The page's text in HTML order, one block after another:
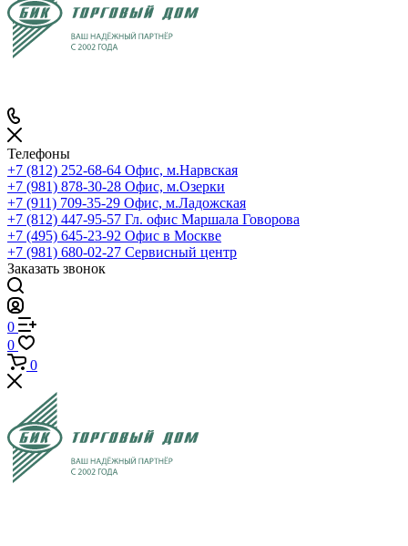
Телефоны
+7 (812) 252-68-64 Офис, м.Нарвская
+7 (981) 878-30-28 Офис, м.Озерки
+7 (911) 709-35-29 Офис, м.Ладожская
+7 (812) 447-95-57 Гл. офис Маршала Говорова
+7 (495) 645-23-92 Офис в Москве
+7 (981) 680-02-27 Сервисный центр
Заказать звонок
0
0
0